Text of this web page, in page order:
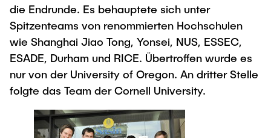
die Endrunde. Es behauptete sich unter
Spitzenteams von renommierten Hochschulen
wie Shanghai Jiao Tong, Yonsei, NUS, ESSEC,
ESADE, Durham und RICE. Übertroffen wurde es
nur von der University of Oregon. An dritter Stelle
folgte das Team der Cornell University.